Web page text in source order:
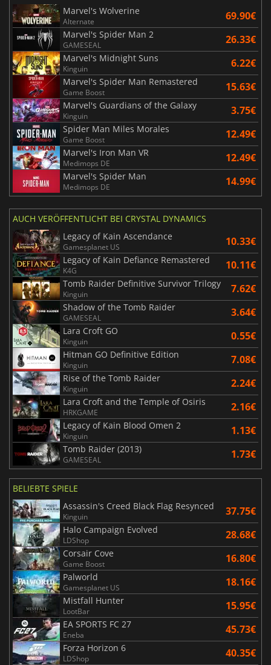
Marvel's Wolverine
Alternate 69.90€
Marvel's Spider Man 2
GAMESEAL 26.33€
Marvel's Midnight Suns
Kinguin 6.22€
Marvel's Spider Man Remastered
Game Boost 15.63€
Marvel's Guardians of the Galaxy
Kinguin 3.75€
Spider Man Miles Morales
Game Boost 12.49€
Marvel's Iron Man VR
Medimops DE 12.49€
Marvel's Spider Man
Medimops DE 14.99€
AUCH VERÖFFENTLICHT BEI CRYSTAL DYNAMICS
Legacy of Kain Ascendance
Gamesplanet US 10.33€
Legacy of Kain Defiance Remastered
K4G 10.11€
Tomb Raider Definitive Survivor Trilogy
Kinguin 7.62€
Shadow of the Tomb Raider
GAMESEAL 3.64€
Lara Croft GO
Kinguin 0.55€
Hitman GO Definitive Edition
Kinguin 7.08€
Rise of the Tomb Raider
Kinguin 2.24€
Lara Croft and the Temple of Osiris
HRKGAME 2.16€
Legacy of Kain Blood Omen 2
Kinguin 1.13€
Tomb Raider (2013)
GAMESEAL 1.73€
BELIEBTE SPIELE
Assassin's Creed Black Flag Resynced
Kinguin 37.75€
Halo Campaign Evolved
LDShop 28.68€
Corsair Cove
Game Boost 16.80€
Palworld
Gamesplanet US 18.16€
Mistfall Hunter
LootBar 15.95€
EA SPORTS FC 27
Eneba 45.73€
Forza Horizon 6
LDShop 40.35€